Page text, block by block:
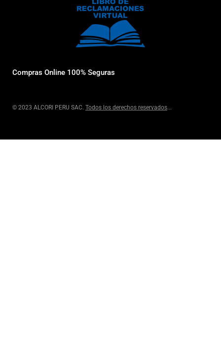
Compras Online 100% Seguras
© 2023 ALCORI PERU SAC. Todos los derechos reservados...